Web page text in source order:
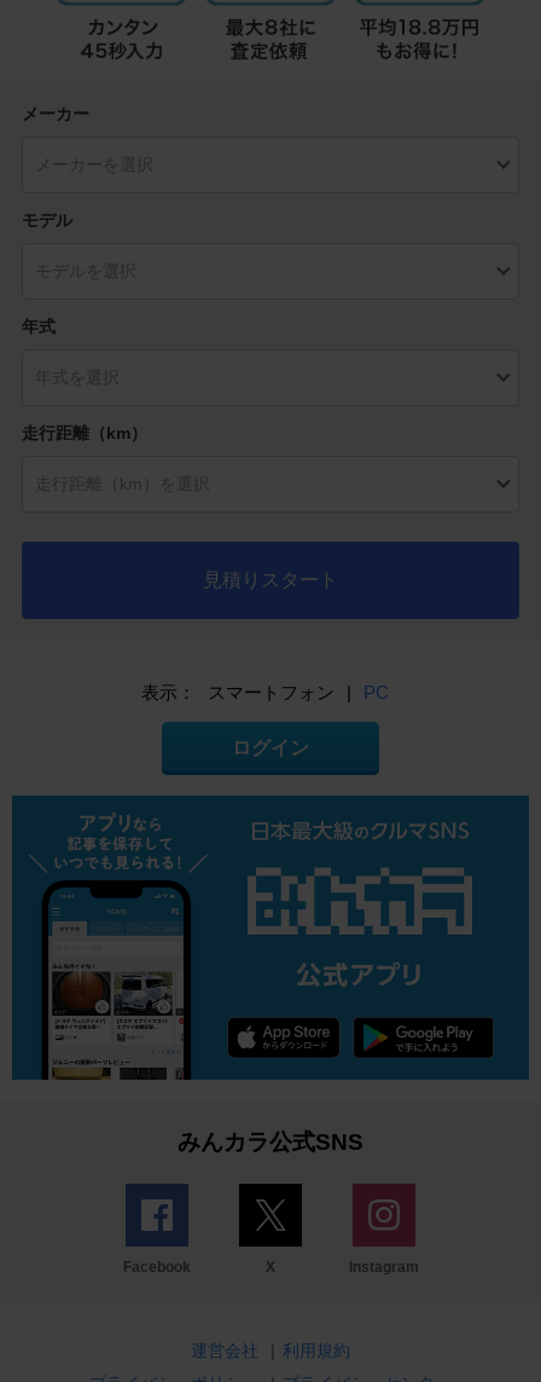
メーカー
モデル
年式
走行距離（km）
見積りスタート
表示： スマートフォン | PC
ログイン
みんカラ公式SNS
Facebook X Instagram
運営会社 | 利用規約